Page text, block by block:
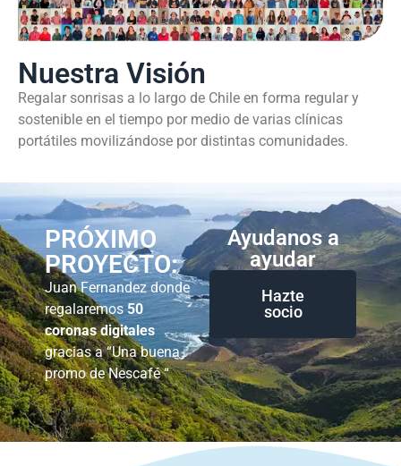
Nuestra Visión
Regalar sonrisas a lo largo de Chile en forma regular y
sostenible en el tiempo por medio de varias clínicas
portátiles movilizándose por distintas comunidades.
PRÓXIMO
PROYECTO:
Juan Fernandez donde
regalaremos 50
coronas digitales
gracias a “Una buena
promo de Nescafé “
Ayudanos a
ayudar
Hazte
socio